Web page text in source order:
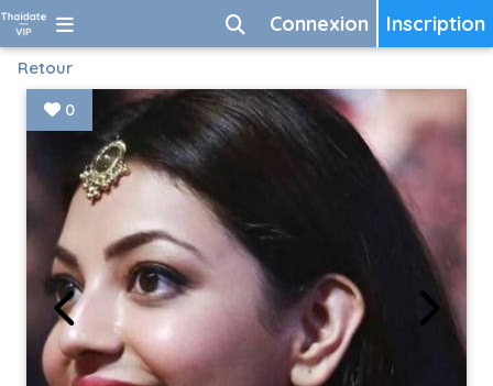
Inscription
Connexion
Retour
0